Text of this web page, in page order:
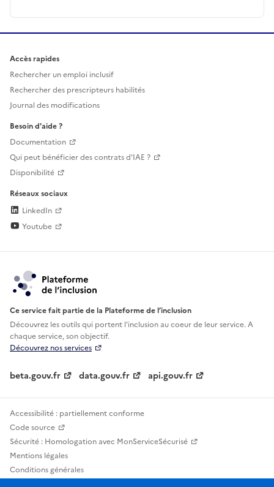
Accès rapides
Rechercher un emploi inclusif
Rechercher des prescripteurs habilités
Journal des modifications
Besoin d'aide ?
Documentation
Qui peut bénéficier des contrats d'IAE ?
Disponibilité
Réseaux sociaux
LinkedIn
Youtube
Ce service fait partie de la Plateforme de l’inclusion
Découvrez les outils qui portent l'inclusion aucoeur de leur service. A
chaque service, son objectif.
Découvrez nos services
beta.gouv.fr data.gouv.fr api.gouv.fr
Accessibilité : partiellement conforme
Code source
Sécurité : Homologation avec MonServiceSécurisé
Mentions légales
Conditions générales